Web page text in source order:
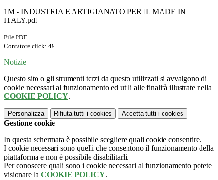
1M - INDUSTRIA E ARTIGIANATO PER IL MADE IN
ITALY.pdf
File PDF
Contatore click: 49
Notizie
Questo sito o gli strumenti terzi da questo utilizzati si avvalgono di
cookie necessari al funzionamento ed utili alle finalità illustrate nella
COOKIE POLICY.
Personalizza Rifiuta tutti i cookies Accetta tutti i cookies
Gestione cookie
In questa schermata è possibile scegliere quali cookie consentire.
I cookie necessari sono quelli che consentono il funzionamento della
piattaforma e non è possibile disabilitarli.
Per conoscere quali sono i cookie necessari al funzionamento potete
visionare la COOKIE POLICY.